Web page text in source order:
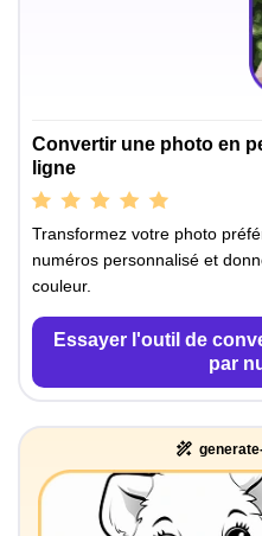
Convertir une photo en
ligne
Transformez votre photo
numéros personnalisé et
couleur.
Essayer l'outil de
par